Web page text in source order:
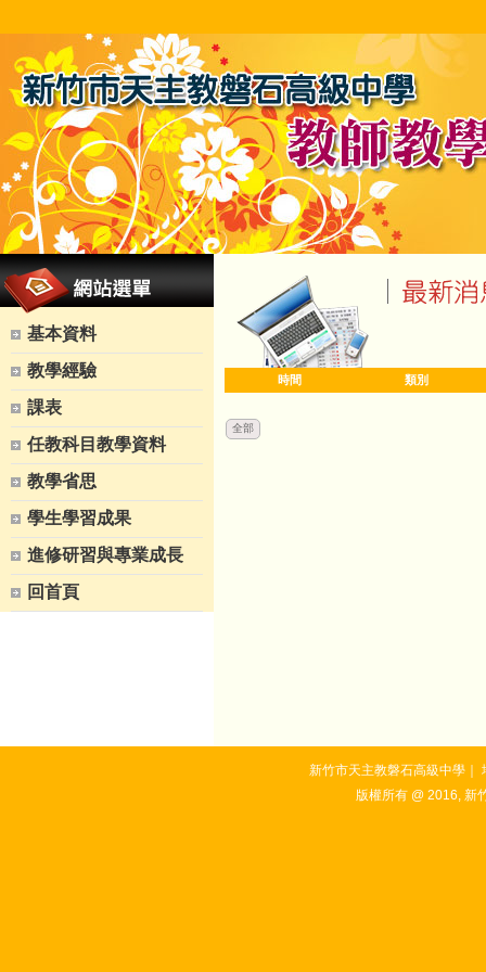
基本資料
教學經驗
課表
任教科目教學資料
教學省思
學生學習成果
進修研習與專業成長
回首頁
時間 類別
全部
新竹市天主教磐石高級中學｜
版權所有 @ 2016, 新